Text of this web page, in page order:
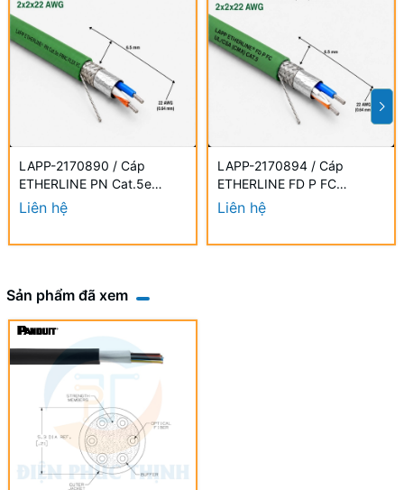
LAPP-2170890 / Cáp
ETHERLINE PN Cat.5e
FRNC FLEX FC 2x2x22 AWG
Liên hệ
LAPP-2170894 / Cáp
ETHERLINE FD P FC
UL/CSA CAT.5 2x2x22 AWG
Liên hệ
Sản phẩm đã xem